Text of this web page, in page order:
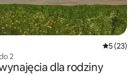
Średnia
5 (23)
2
dla rodziny